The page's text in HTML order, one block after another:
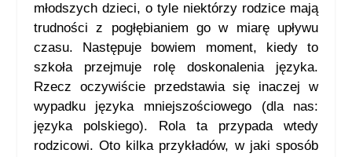
młodszych dzieci, o tyle niektórzy rodzice mają
trudności z pogłębianiem go w miarę upływu
czasu. Następuje bowiem moment, kiedy to
szkoła przejmuje rolę doskonalenia języka.
Rzecz oczywiście przedstawia się inaczej w
wypadku języka mniejszościowego (dla nas:
języka polskiego). Rola ta przypada wtedy
rodzicowi. Oto kilka przykładów, w jaki sposób